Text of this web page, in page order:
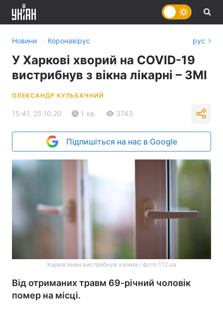
Новини › Коронавірус рус
У Харкові хворий на COVID-19
вистрибнув з вікна лікарні – ЗМІ
ОЛЕКСАНДР КУЛЬБАЧНИЙ
15:41, 25.10.20 1 хв. 3743
Підпишіться на нас в Google
Харків'янин вистрибнув з вікна / фото 112.ua
Від отриманих травм 69-річний чоловік
помер на місці.